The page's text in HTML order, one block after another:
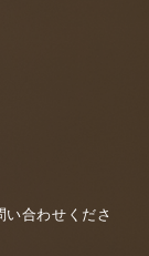
い合わせくださ